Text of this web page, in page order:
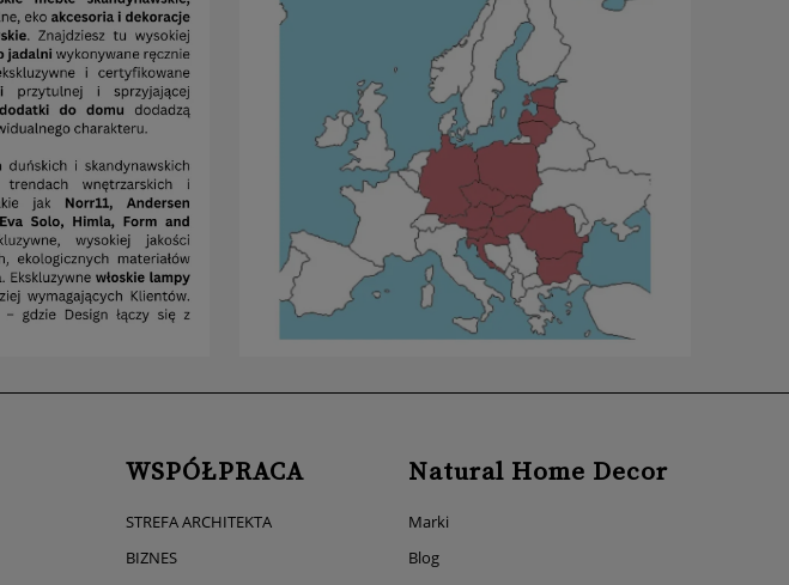
WSPÓŁPRACA
STREFA ARCHITEKTA
BIZNES
Natural Home Decor
Marki
Blog